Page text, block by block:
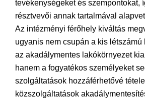
tevékenységeket és szempontokat,
résztvevői annak tartalmával
Az intézményi férőhely kiváltás
ugyanis nem csupán a kis
az akadálymentes lakókörnyezet
hanem a fogyatékos személyeket
szolgáltatások hozzáférhetővé
közszolgáltatások